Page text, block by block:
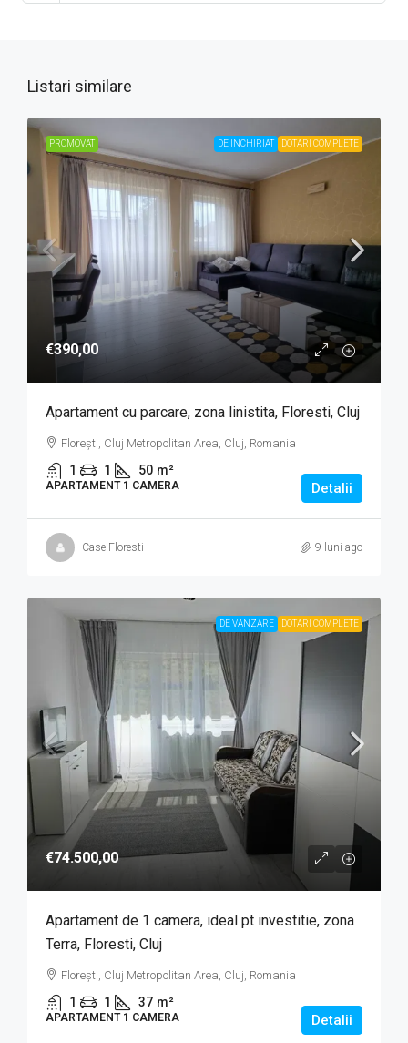
Listari similare
PROMOVAT DE INCHIRIAT DOTARI COMPLETE
€390,00
Apartament cu parcare, zona linistita, Floresti, Cluj
Florești, Cluj Metropolitan Area, Cluj, Romania
1 1 50 m²
APARTAMENT 1 CAMERA Detalii
Case Floresti 9 luni ago
DE VANZARE DOTARI COMPLETE
€74.500,00
Apartament de 1 camera, ideal pt investitie, zona
Terra, Floresti, Cluj
Florești, Cluj Metropolitan Area, Cluj, Romania
1 1 37 m²
APARTAMENT 1 CAMERA Detalii